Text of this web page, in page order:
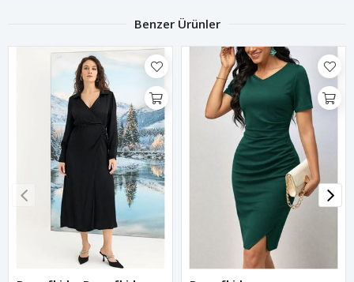
Benzer Ürünler